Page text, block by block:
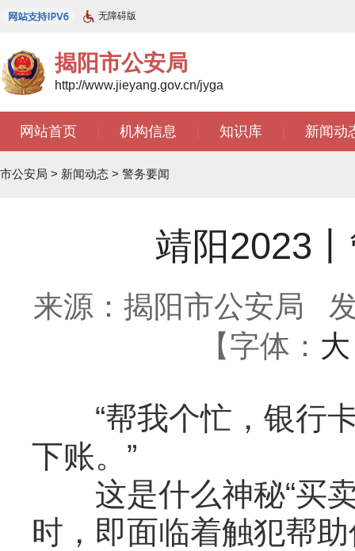
无障碍版
揭阳市公安局
http://www.jieyang.gov.cn/jyga
网站首页 机构信息 知识库 新闻动
市公安局 > 新闻动态 > 警务要闻
靖阳2023
来源：揭阳市公安局
【字体： 大
“帮我个忙，银行卡
下账。”
这是什么神秘“买卖
时，即面临着触犯帮